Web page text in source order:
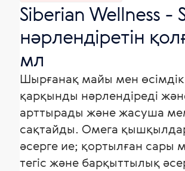
Siberian Wellness -
нәрлендіретін
мл
Шырғанақ майы мен өсімдік
қарқынды нәрлендіреді
арттырады және жасуша
сақтайды. Омега
әсерге ие; қортылған сары
тегіс және барқыттылық